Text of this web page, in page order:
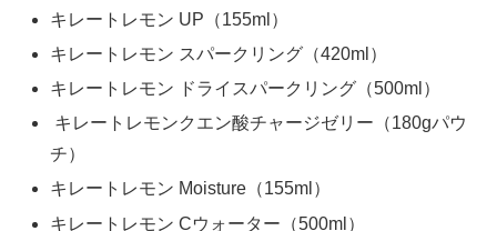
キレートレモン UP（155ml）
キレートレモン スパークリング（420ml）
キレートレモン ドライスパークリング（500ml）
キレートレモンクエン酸チャージゼリー（180gパウ
チ）
キレートレモン Moisture（155ml）
キレートレモン Cウォーター（500ml）